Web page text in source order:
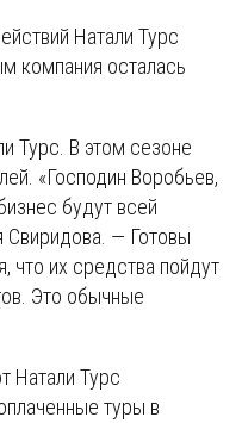
Натали Турс
компания осталась
Турс. В этом сезоне
«Господин Воробьев,
будут всей
Свиридова. — Готовы
что их средства пойдут
Это обычные
Натали Турс
туры в